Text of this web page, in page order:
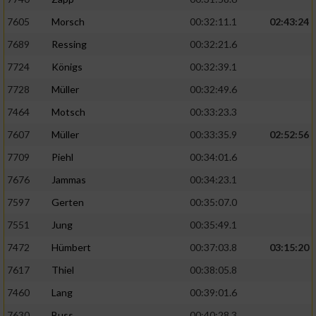
7605
Morsch 00:32:11.1
02:43:24
7689
Ressing
00:32:21.6
7724
Königs
00:32:39.1
7728
Müller
00:32:49.6
7464
Motsch
00:33:23.3
7607
Müller 00:33:35.9
02:52:56
7709
Piehl
00:34:01.6
7676
Jammas
00:34:23.1
7597
Gerten
00:35:07.0
7551
Jung
00:35:49.1
7472
Hümbert 00:37:03.8
03:15:20
7617
Thiel
00:38:05.8
7460
Lang
00:39:01.6
Erstellung von Profilen für personalisierte
Werbung
Verwendung von Profilen zur Auswahl
personalisierter Werbung
Erstellung von Profilen zur Personalisierung
Verwendung von Profilen zur Auswahl
Messung der Werbeleistung
Messung der Performance von Inhalten
Analyse von Zielgruppen durch Statistiken
oder Kombinationen von Daten aus
verschiedenen Quellen